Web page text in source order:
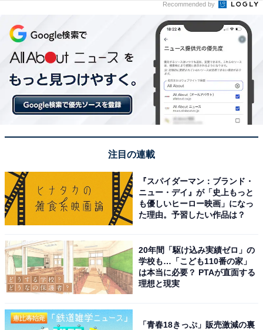
Recommended by
注目の連載
『スパイダーマン：ブランド・
ニュー・デイ』が「史上もっと
も優しいヒーロー映画」になっ
た理由。予習したい作品は？
20年間「駆け込み実績ゼロ」の
学校も…「こども110番の家」
は本当に必要？ PTAが直面する
理想と現実
「青春18きっぷ」販売激減の裏